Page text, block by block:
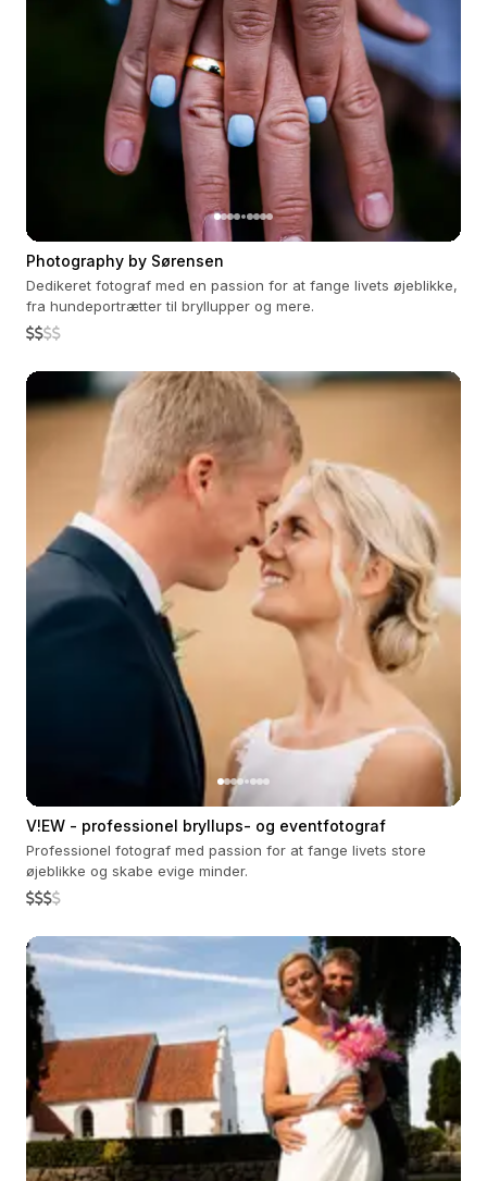
Photography by Sørensen
Dedikeret fotograf med en passion for at fange livets øjeblikke,
fra hundeportrætter til bryllupper og mere.
V!EW - professionel bryllups- og eventfotograf
Professionel fotograf med passion for at fange livets store
øjeblikke og skabe evige minder.